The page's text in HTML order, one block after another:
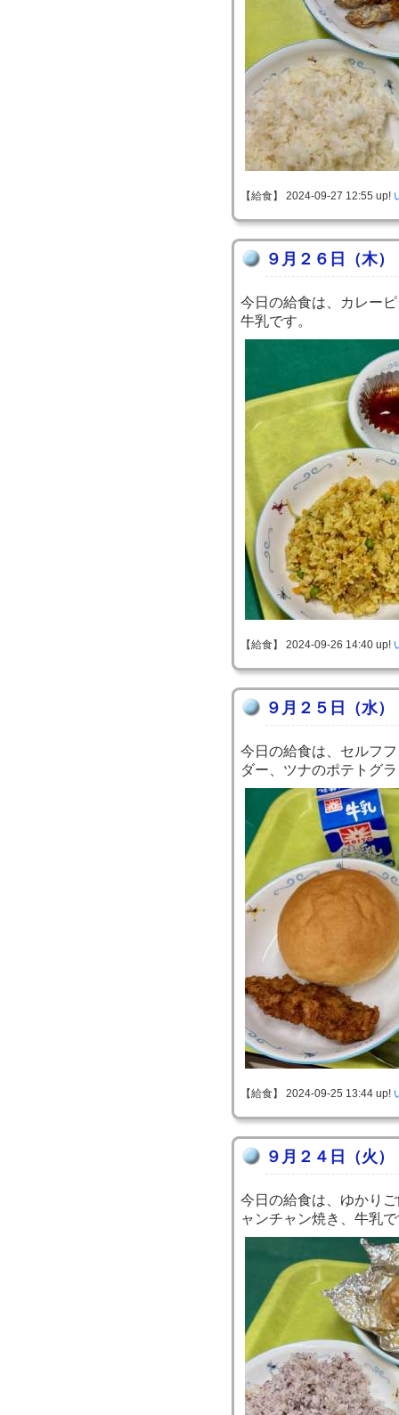
【給食】 2024-09-27 12:55 up!
９月２６日（木）
今日の給食は、カレー
牛乳です。
【給食】 2024-09-26 14:40 up!
９月２５日（水）
今日の給食は、セルフ
ダー、ツナのポテトグ
【給食】 2024-09-25 13:44 up!
９月２４日（火）
今日の給食は、ゆかり
ャンチャン焼き、牛乳